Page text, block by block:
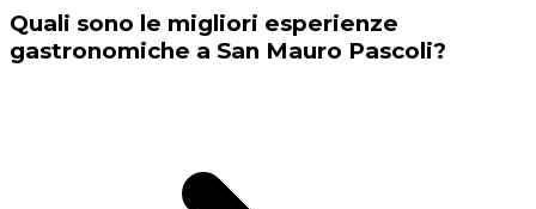
Quali sono le migliori esperienze
gastronomiche a San Mauro Pascoli?